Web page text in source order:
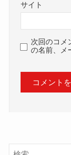
サイト
次回のコメ
の名前、メ